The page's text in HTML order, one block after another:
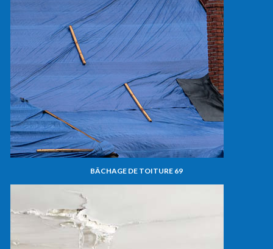
BÂCHAGE DE TOITURE 69